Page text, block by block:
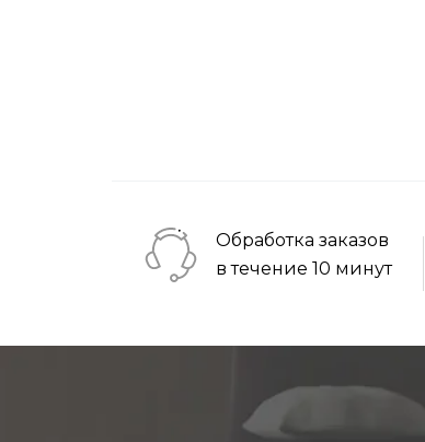
Обработка заказов
в течение 10 минут